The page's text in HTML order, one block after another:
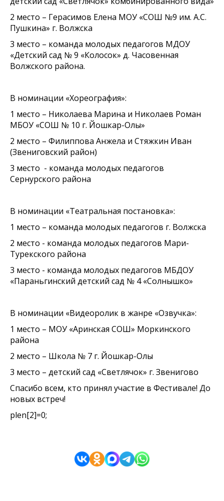
2 место – Герасимов Елена МОУ «СОШ №9 им. А.С.
Пушкина» г. Волжска
3 место – команда молодых педагогов МДОУ
«Детский сад № 9 «Колосок» д. Часовенная
Волжского района.
В номинации «Хореография»:
1 место – Николаева Марина и Николаев Роман
МБОУ «СОШ № 10 г. Йошкар-Олы»
2 место – Филиппова Анжела и Стяжкин Иван
(Звениговский район)
3 место - команда молодых педагогов
Сернурского района
В номинации «Театральная постановка»:
1 место – команда молодых педагогов г. Волжска
2 место - команда молодых педагогов Мари-
Турекского района
3 место - команда молодых педагогов МБДОУ
«Параньгинский детский сад № 4 «Солнышко»
В номинации «Видеоролик в жанре «Озвучка»:
1 место – МОУ «Аринская СОШ» Моркинского
района
2 место – Школа № 7 г. Йошкар-Олы
3 место – детский сад «Светлячок» г. Звенигово
Спасибо всем, кто принял участие в Фестивале! До
новых встреч!
plen[2]=0;